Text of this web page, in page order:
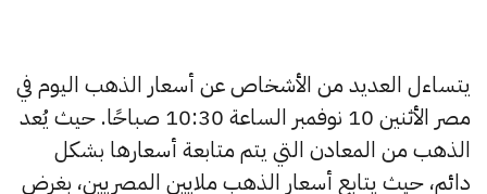
يتساءل العديد من الأشخاص عن أسعار الذهب اليوم في
مصر الأثنين 10 نوفمبر الساعة 10:30 صباحًا. حيث يُعد
الذهب من المعادن التي يتم متابعة أسعارها بشكل
دائم، حيث يتابع أسعار الذهب ملايين المصريين، بغرض